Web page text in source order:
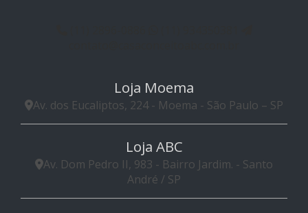
Loja Moema
Av. dos Eucaliptos, 224 - Moema - São Paulo – SP
Loja ABC
Av. Dom Pedro II, 983 - Bairro Jardim. - Santo
André / SP